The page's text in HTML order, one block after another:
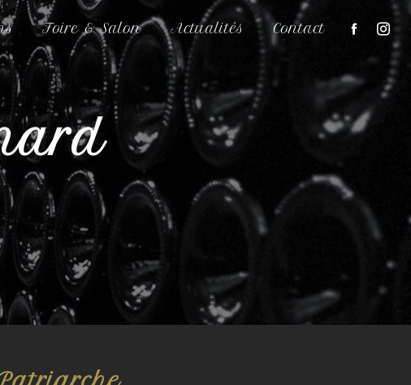
Foire & Salon Actualités Contact